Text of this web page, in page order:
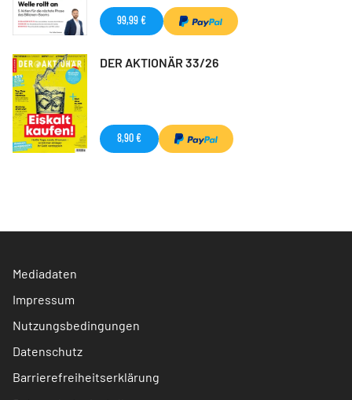
99,99 €
DER AKTIONÄR 33/26
8,90 €
Mediadaten
Impressum
Nutzungsbedingungen
Datenschutz
Barrierefreiheitserklärung